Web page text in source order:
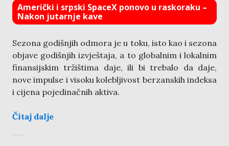
Američki i srpski SpaceX ponovo u raskoraku –
Nakon jutarnje kave
Sezona godišnjih odmora je u toku, isto kao i sezona
objave godišnjih izvještaja, a to globalnim i lokalnim
finansijskim tržištima daje, ili bi trebalo da daje,
nove impulse i visoku kolebljivost berzanskih indeksa
i cijena pojedinačnih aktiva.
Čitaj dalje